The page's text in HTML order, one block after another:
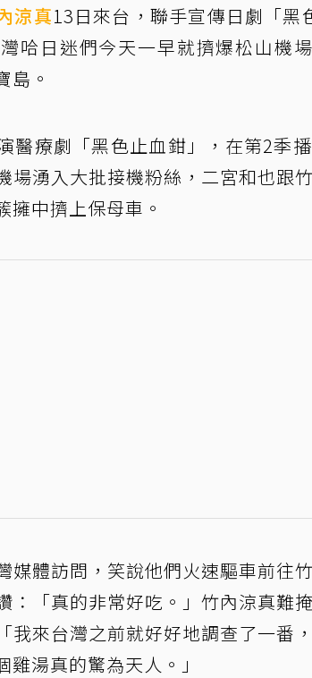
涼真13日來台，聯手宣傳日劇「黑
哈日迷們今天一早就擠爆松山機
島。
醫療劇「黑色止血鉗」，在第2季
場湧入大批接機粉絲，二宮和也跟
擁中擠上保母車。
媒體訪問，笑說他們火速驅車前往
：「真的非常好吃。」竹內涼真難
我來台灣之前就好好地調查了一番
湯真的驚為天人。」